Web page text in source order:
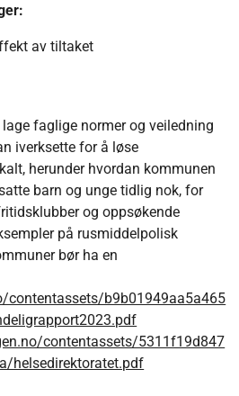
av tiltaket
faglige normer og veiledning
iverksette for å løse
herunder hvordan kommunen
barn og unge tidlig nok, for
og oppsøkende
på rusmiddelpolisk
bør ha en
contentassets/b9b01949aa5a465
contentassets/5311f19d847
helsedirektoratet.pdf